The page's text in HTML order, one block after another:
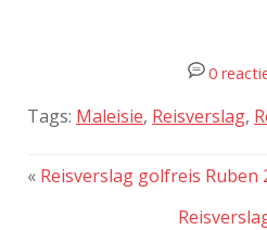
0
Tags: Maleisie, Reisverslag,
« Reisverslag golfreis Ruben